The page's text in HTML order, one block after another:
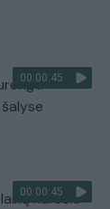
00:00:45
00:00:45
karščio